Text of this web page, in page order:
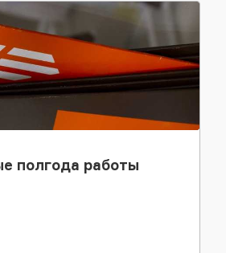
полгода работы